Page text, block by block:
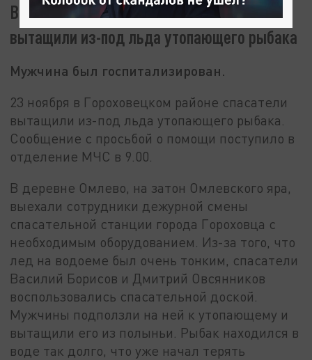
В Гороховецком районе спасатели
вытащили из-под льда утопающего рыбака
Мужчина был госпитализирован.
23 ноября в Гороховецком районе спасатели
вытащили из-под льда утопающего рыбака.
Сообщение с просьбой о помощи поступило в
отделение МЧС в 9.00.
В деревне Омлево, на затон Омлевского яра,
выехали сотрудники дежурной смены
спасательной станции города Гороховца с
необходимым оборудованием. Из-за того, что
лед на водоеме был очень тонким, спасатели
Василий Борисов и Дмитрий Овсянников
воспользовались спасательной доской.
Мужчины подползли на ней к утопающему и
вытащили его из полыньи. Рыбак находился в
воде так долго, что уже начал терять